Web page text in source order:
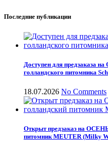
Последние публикации
Доступен для предзаказа
голландского питомника
18.07.2026 No Comments
Открыт предзаказ на
питомник MEUTER (Milky